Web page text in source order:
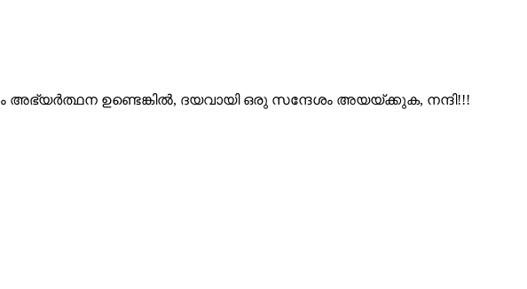
അഭ്യർത്ഥന ഉണ്ടെങ്കിൽ, ദയവായി ഒരു സന്ദേശം അയയ്ക്കുക, നന്ദി!!!